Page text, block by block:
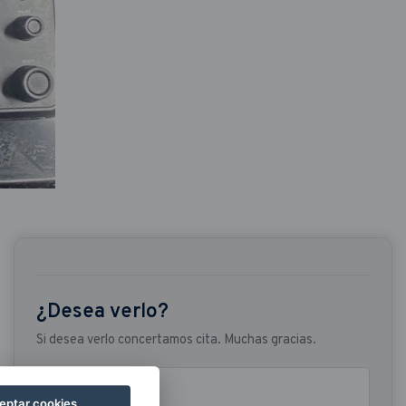
¿Desea verlo?
Si desea verlo concertamos cita. Muchas gracias.
Nombre y apellidos